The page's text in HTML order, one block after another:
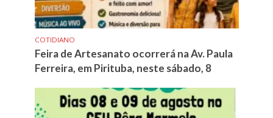
COTIDIANO
Feira de Artesanato ocorrerá na Av. Paula
Ferreira, em Pirituba, neste sábado, 8